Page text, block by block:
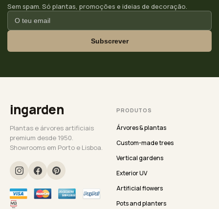
Sem spam. Só plantas, promoções e ideias de decoração.
Subscrever
ingarden
Plantas e árvores artificiais
premium desde 1950.
Showrooms em Porto e Lisboa.
PRODUTOS
Árvores & plantas
Custom-made trees
Vertical gardens
Exterior UV
Artificial flowers
Pots and planters